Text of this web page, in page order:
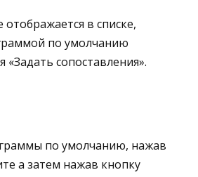
в списке,
по умолчанию
«Задать сопоставления».
по умолчанию, нажав
а затем нажав кнопку